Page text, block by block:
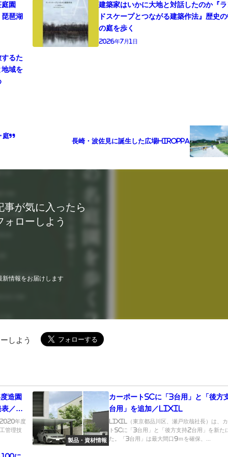
園
琶湖
建築家はいかに大地と対話したのか『
ドスケープとつながる建築作法』歴史
の庭を歩く
2026年7月1日
るた
地域を
長崎・波佐見に誕生した広場HIROPPA
事が気に入ったら
ォローしよう
新情報をお届けします
しよう
造園
／全
2020年度
管理技
製品・資材情報
カーポートSCに「3台用」と「後方
台用」を追加／LIXIL
LIXIL（東京都品川区、瀬戸欣哉社長）は、
トSCに「3台用」と「後方支持2台用」を新た
た。「3台用」は最大間口9ｍを確保、...